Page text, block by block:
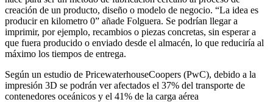
creación de un producto, diseño o modelo de negocio. “La idea es
producir en kilometro 0” añade Folguera. Se podrían llegar a
imprimir, por ejemplo, recambios o piezas concretas, sin esperar a
que fuera producido o enviado desde el almacén, lo que reduciría al
máximo los tiempos de entrega.
Según un estudio de PricewaterhouseCoopers (PwC), debido a la
impresión 3D se podrán ver afectados el 37% del transporte de
contenedores oceánicos y el 41% de la carga aérea